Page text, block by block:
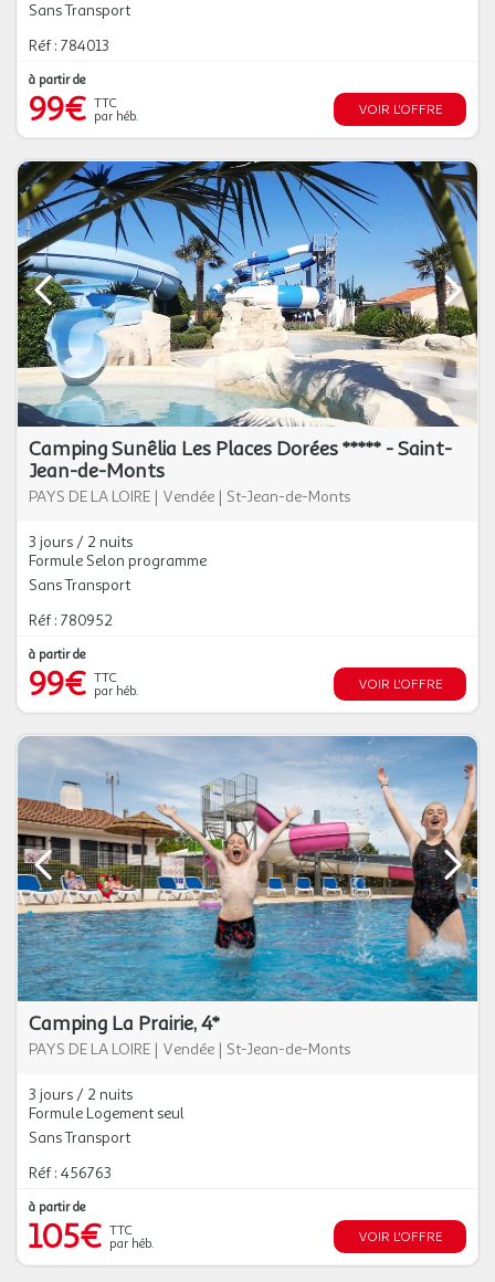
Sans Transport
Réf : 784013
à partir de
99€ TTC
par héb.
VOIR L'OFFRE
Camping Sunêlia Les Places Dorées ***** - Saint-
Jean-de-Monts
PAYS DE LA LOIRE | Vendée | St-Jean-de-Monts
3 jours / 2 nuits
Formule Selon programme
Sans Transport
Réf : 780952
à partir de
99€ TTC
par héb.
VOIR L'OFFRE
Camping La Prairie, 4*
PAYS DE LA LOIRE | Vendée | St-Jean-de-Monts
3 jours / 2 nuits
Formule Logement seul
Sans Transport
Réf : 456763
à partir de
105€ TTC
par héb.
VOIR L'OFFRE